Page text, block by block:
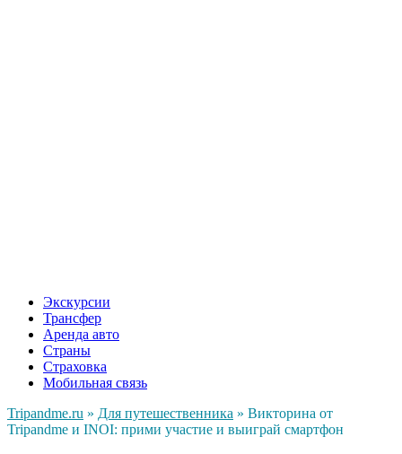
Экскурсии
Трансфер
Аренда авто
Страны
Страховка
Мобильная связь
Tripandme.ru » Для путешественника » Викторина от
Tripandme и INOI: прими участие и выиграй смартфон